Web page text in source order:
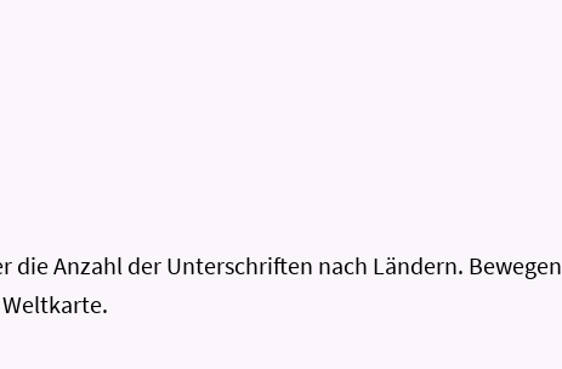
die Anzahl der Unterschriften nach Ländern. Bewegen